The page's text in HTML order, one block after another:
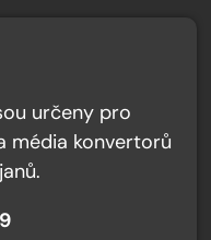
určeny pro
média konvertorů